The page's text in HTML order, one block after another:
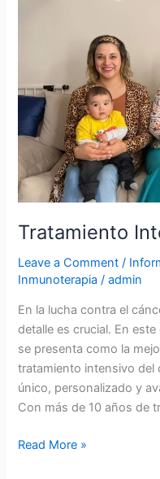
Tratamiento
Leave a Comment /
Inmunoterapia /admin
En la lucha contra el
detalle es crucial. En
se presenta como la
tratamiento intensivo del
único, personalizado y
Con más de 10 años de
Read More »